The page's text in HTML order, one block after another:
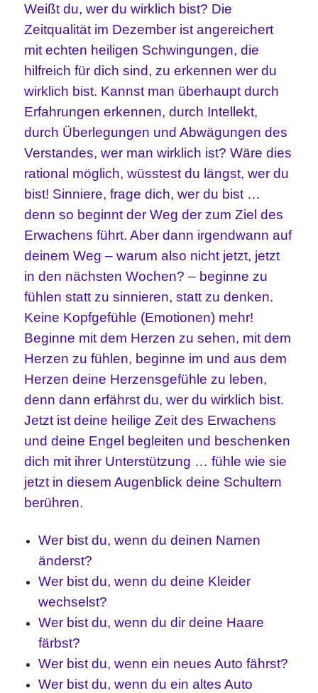
Weißt du, wer du wirklich bist? Die
Zeitqualität im Dezember ist angereichert
mit echten heiligen Schwingungen, die
hilfreich für dich sind, zu erkennen wer du
wirklich bist. Kannst man überhaupt durch
Erfahrungen erkennen, durch Intellekt,
durch Überlegungen und Abwägungen des
Verstandes, wer man wirklich ist? Wäre dies
rational möglich, wüsstest du längst, wer du
bist! Sinniere, frage dich, wer du bist …
denn so beginnt der Weg der zum Ziel des
Erwachens führt. Aber dann irgendwann auf
deinem Weg – warum also nicht jetzt, jetzt
in den nächsten Wochen? – beginne zu
fühlen statt zu sinnieren, statt zu denken.
Keine Kopfgefühle (Emotionen) mehr!
Beginne mit dem Herzen zu sehen, mit dem
Herzen zu fühlen, beginne im und aus dem
Herzen deine Herzensgefühle zu leben,
denn dann erfährst du, wer du wirklich bist.
Jetzt ist deine heilige Zeit des Erwachens
und deine Engel begleiten und beschenken
dich mit ihrer Unterstützung … fühle wie sie
jetzt in diesem Augenblick deine Schultern
berühren.
Wer bist du, wenn du deinen Namen
änderst?
Wer bist du, wenn du deine Kleider
wechselst?
Wer bist du, wenn du dir deine Haare
färbst?
Wer bist du, wenn ein neues Auto fährst?
Wer bist du, wenn du ein altes Auto